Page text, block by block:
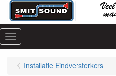
Menu
Installatie Eindversterkers